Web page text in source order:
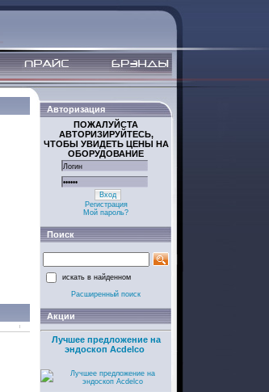
Авторизация
ПОЖАЛУЙСТА
АВТОРИЗИРУЙТЕСЬ,
ЧТОБЫ УВИДЕТЬ ЦЕНЫ НА
ОБОРУДОВАНИЕ
Вход
Регистрация
Мой пароль?
Поиск
искать в найденном
Расширенный поиск
Акции
Лучшее предложение на
эндоскоп Acdelco